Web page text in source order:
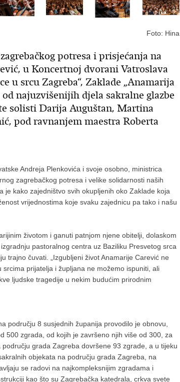
Foto: Hina
potresa i prisjećanja na
u Koncertnoj dvorani Vatroslava
u srcu Zagreba“, Zaklade „Anamarija
od najuzvišenijih djela sakralne glazbe
solisti Darija Auguštan, Martina
pod ravnanjem maestra Roberta
Andreja Plenkovića i svoje osobno, ministrica
zagrebačkog potresa i velike solidarnosti naših
kako zajedništvo svih okupljenih oko Zaklade koja
vrijednostima koje svaku zajednicu pa tako i našu
životom i ganuti patnjom njene obitelji, dolaskom
pastoralnog centra uz Baziliku Presvetog srca
trajno čuvati. „Izgubljeni život Anamarije Carević ne
prijatelja i župljana ne možemo ispuniti, ali
ljudske tragedije u nekim budućim prirodnim
području 8 susjednih županija provodilo je obnovu,
500 zgrada, od kojih je završeno njih više od 300, za
grada Zagreba dovršene 93 zgrade, a u tijeku
objekata na području grada Zagreba, na
se radovi na najkompleksnijim zgradama i
kao što su Zagrebačka katedrala, crkva svete